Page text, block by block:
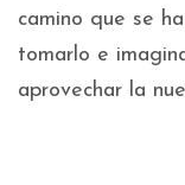
camino que se
tomarlo e
aprovechar la